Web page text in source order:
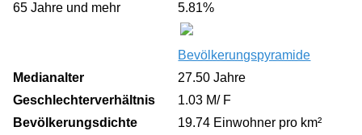
65 Jahre und mehr
5.81%
Bevölkerungspyramide
Medianalter
27.50 Jahre
Geschlechterverhältnis
1.03 M/ F
Bevölkerungsdichte
19.74 Einwohner pro km²